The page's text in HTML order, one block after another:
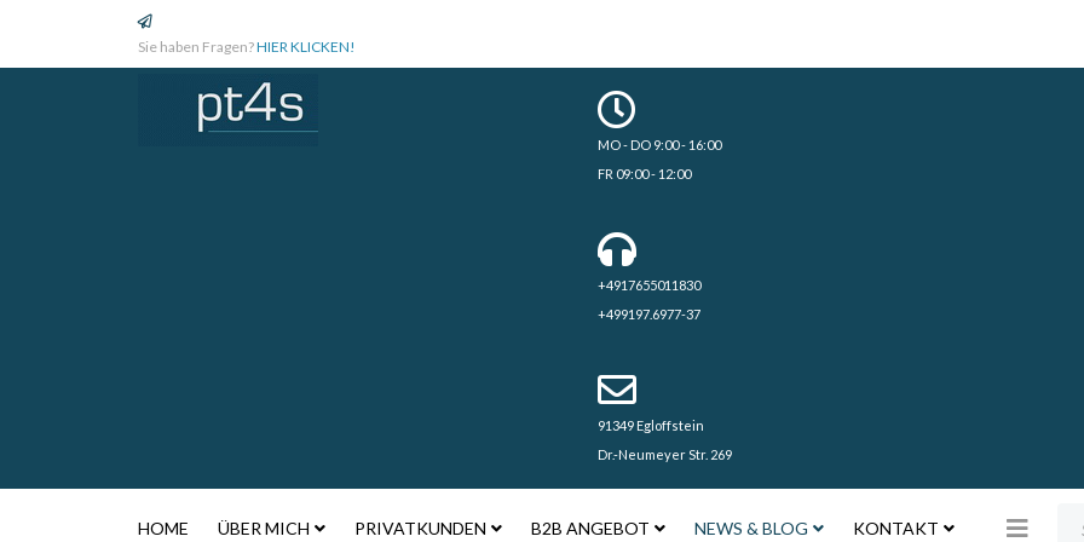
Sie haben Fragen?HIER KLICKEN!
MO - DO 9:00 - 16:00
FR 09:00 - 12:00
+4917655011830
+499197.6977-37
91349 Egloffstein
Dr.-Neumeyer Str. 269
HOME ÜBER MICH PRIVATKUNDEN B2B ANGEBOT NEWS & BLOG KONTAKT